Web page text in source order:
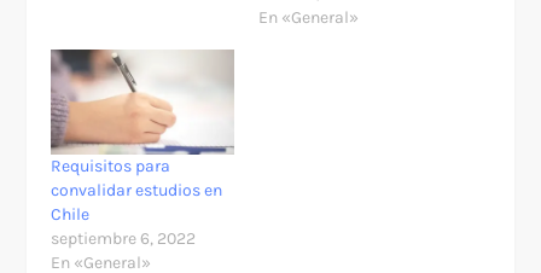
En «General»
Requisitos para
convalidar estudios en
Chile
septiembre 6, 2022
En «General»